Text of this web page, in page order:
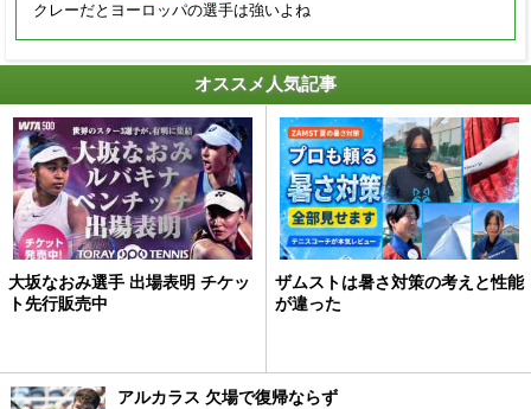
クレーだとヨーロッパの選手は強いよね
オススメ人気記事
大坂なおみ選手 出場表明 チケッ
ト先行販売中
ザムストは暑さ対策の考えと性能
が違った
アルカラス 欠場で復帰ならず